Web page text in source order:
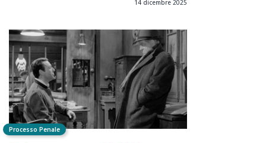
14 dicembre 2025
Processo Penale